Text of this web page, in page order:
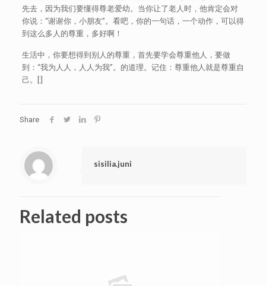
先去，因为我们要懂得尊老爱幼。当你让了老人时，他肯定会对
你说：“谢谢你，小朋友”。看吧，你的一句话，一个动作，可以得
到这么多人的尊重，多好啊！
生活中，你要想得到别人的尊重，首先要学会尊重他人，要做
到：“我为人人，人人为我”。的道理。记住：尊重他人就是尊重自
己。[:]
Share
sisilia.juni
Related posts